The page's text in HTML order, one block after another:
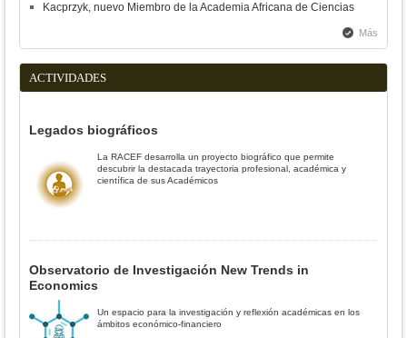
Kacprzyk, nuevo Miembro de la Academia Africana de Ciencias
Más
ACTIVIDADES
Legados biográficos
La RACEF desarrolla un proyecto biográfico que permite
descubrir la destacada trayectoria profesional, académica y
científica de sus Académicos
Observatorio de Investigación New Trends in
Economics
Un espacio para la investigación y reflexión académicas en los
ámbitos económico-financiero